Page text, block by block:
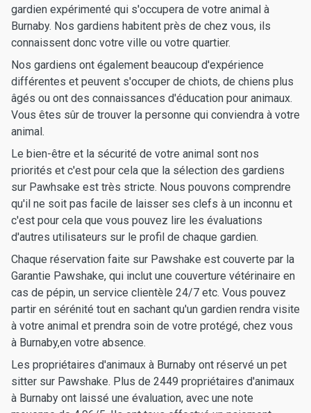
gardien expérimenté qui s'occupera de votre animal à
Burnaby. Nos gardiens habitent près de chez vous, ils
connaissent donc votre ville ou votre quartier.
Nos gardiens ont également beaucoup d'expérience
différentes et peuvent s'occuper de chiots, de chiens plus
âgés ou ont des connaissances d'éducation pour animaux.
Vous êtes sûr de trouver la personne qui conviendra à votre
animal.
Le bien-être et la sécurité de votre animal sont nos
priorités et c'est pour cela que la sélection des gardiens
sur Pawhsake est très stricte. Nous pouvons comprendre
qu'il ne soit pas facile de laisser ses clefs à un inconnu et
c'est pour cela que vous pouvez lire les évaluations
d'autres utilisateurs sur le profil de chaque gardien.
Chaque réservation faite sur Pawshake est couverte par la
Garantie Pawshake, qui inclut une couverture vétérinaire en
cas de pépin, un service clientèle 24/7 etc. Vous pouvez
partir en sérénité tout en sachant qu'un gardien rendra visite
à votre animal et prendra soin de votre protégé, chez vous
à Burnaby,en votre absence.
Les propriétaires d'animaux à Burnaby ont réservé un pet
sitter sur Pawshake. Plus de 2449 propriétaires d'animaux
à Burnaby ont laissé une évaluation, avec une note